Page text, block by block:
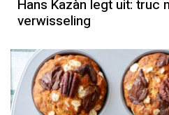
Hans Kazàn legt uit: truc
verwisseling